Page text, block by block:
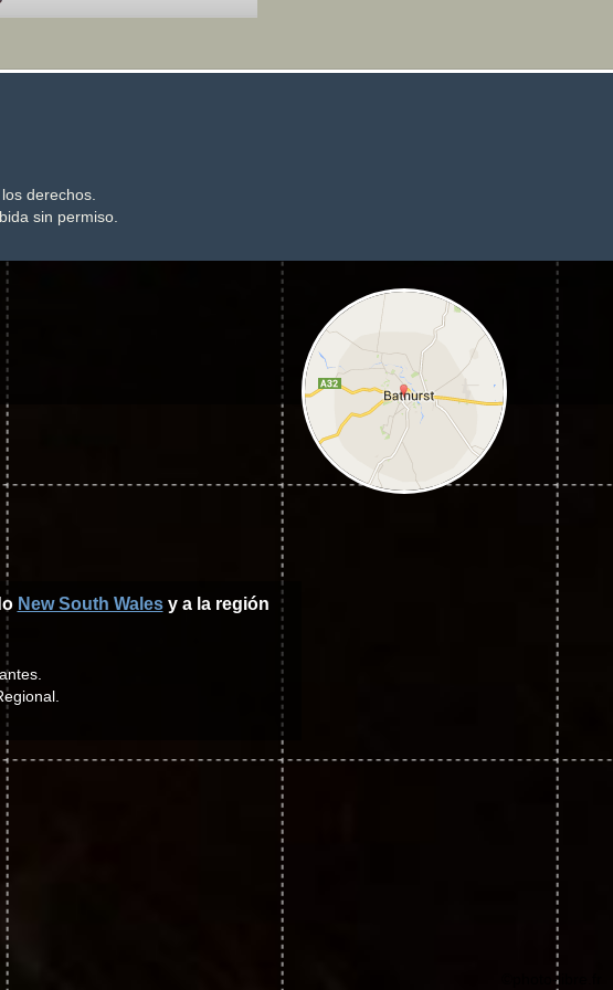
derechos.
sin permiso.
New South Walesy a la región
©photo-libre.fr